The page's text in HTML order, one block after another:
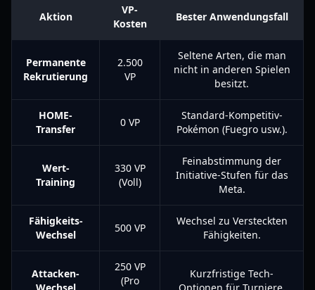
Aktion
VP-
Kosten
Bester Anwendungsfall
Permanente
Rekrutierung
2.500
VP
Seltene Arten, die man
nicht in anderen Spielen
besitzt.
HOME-
Transfer
0 VP
Standard-Kompetitiv-
Pokémon (Fuegro usw.).
Wert-
Training
330 VP
(Voll)
Feinabstimmung der
Initiative-Stufen für das
Meta.
Fähigkeits-
Wechsel
500 VP
Wechsel zu Versteckten
Fähigkeiten.
Attacken-
250 VP
(Pro
Kurzfristige Tech-